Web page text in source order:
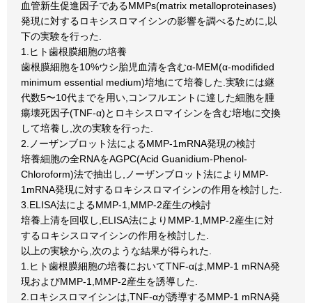
血管新生促進因子であるMMPs(matrix metalloproteinases)
発現に対するロキシスロマイシンの影響を調べるために,以
下の実験を行った.
1.ヒト歯根膜細胞の培養
歯根膜細胞を10%ウシ胎児血清を含むα-MEM(α-modifided
minimum essential medium)培地にて培養した.実験には継
代数5〜10代までを用い,コンフルエントに達した細胞を腫
瘍壊死因子(TNF-α)とロキシスロマイシンを含む培地に交換
して培養し,次の実験を行った.
2.ノーザンブロット法によるMMP-1mRNA発現の検討
培養細胞の全RNAをAGPC(Acid Guanidium-Phenol-
Chloroform)法で抽出し,ノーザンブロット法によりMMP-
1mRNA発現に対するロキシスロマイシンの作用を検討した.
3.ELISA法によるMMP-1,MMP-2産生の検討
培養上清を回収し,ELISA法によりMMP-1,MMP-2産生に対
するロキシスロマイシンの作用を検討した.
以上の実験から,次のような結果が得られた.
1.ヒト歯根膜細胞の培養においてTNF-αは,MMP-1 mRNA発
現およびMMP-1,MMP-2産生を誘導した.
2.ロキシスロマイシンは,TNF-αが誘導するMMP-1 mRNA発